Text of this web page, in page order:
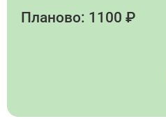
Планово: 1100 ₽